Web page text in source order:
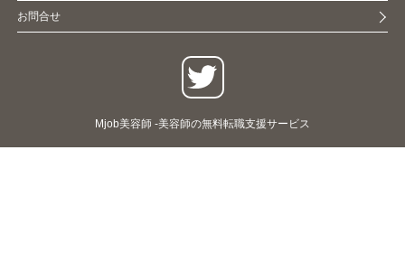
お問合せ
Mjob美容師 -美容師の無料転職支援サービス